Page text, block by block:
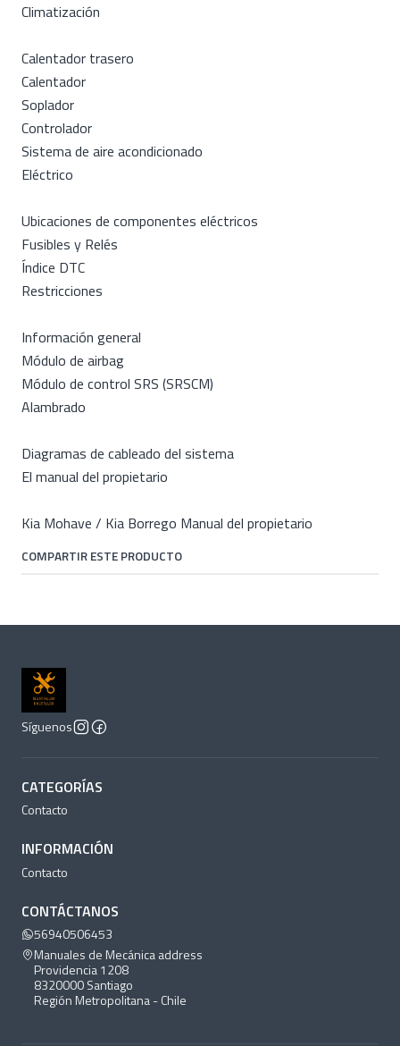
Climatización
Calentador trasero
Calentador
Soplador
Controlador
Sistema de aire acondicionado
Eléctrico
Ubicaciones de componentes eléctricos
Fusibles y Relés
Índice DTC
Restricciones
Información general
Módulo de airbag
Módulo de control SRS (SRSCM)
Alambrado
Diagramas de cableado del sistema
El manual del propietario
Kia Mohave / Kia Borrego Manual del propietario
COMPARTIR ESTE PRODUCTO
Síguenos
CATEGORÍAS
Contacto
INFORMACIÓN
Contacto
CONTÁCTANOS
56940506453
Manuales de Mecánica address
Providencia 1208
8320000 Santiago
Región Metropolitana - Chile